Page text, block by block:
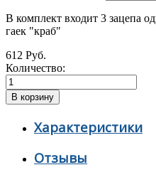
В комплект входит 3 зацепа
гаек "краб"
612 Руб.
Количество:
Характеристики
Отзывы